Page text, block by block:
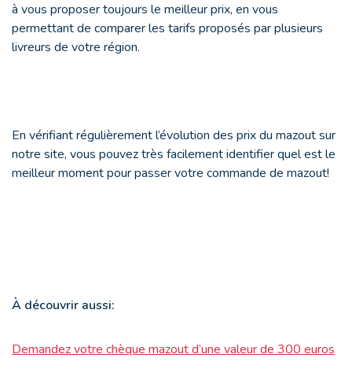
à vous proposer toujours le meilleur prix, en vous
permettant de comparer les tarifs proposés par plusieurs
livreurs de votre région.
En vérifiant régulièrement l’évolution des prix du mazout sur
notre site, vous pouvez très facilement identifier quel est le
meilleur moment pour passer votre commande de mazout!
À découvrir aussi:
Demandez votre chèque mazout d’une valeur de 300 euros